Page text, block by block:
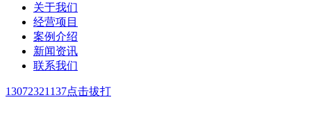
关于我们
经营项目
案例介绍
新闻资讯
联系我们
13072321137点击拔打